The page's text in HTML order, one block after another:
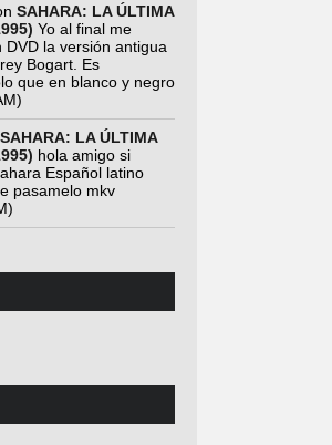
SAHARA: LA ÚLTIMA
Yo al final me
DVD la versión antigua
Bogart. Es
que en blanco y negro
SAHARA: LA ÚLTIMA
hola amigo si
Español latino
pasamelo mkv